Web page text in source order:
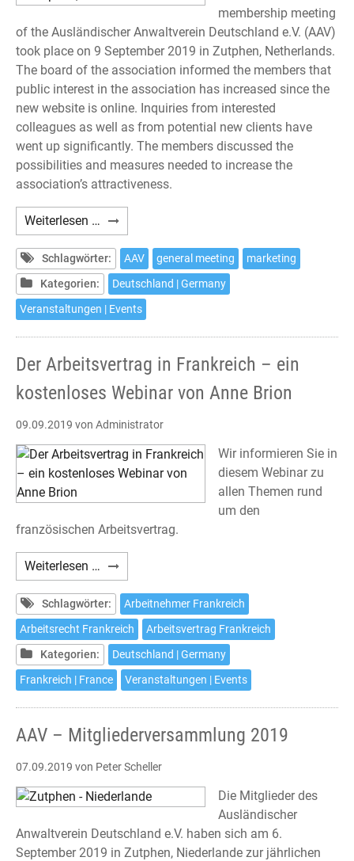
membership meeting
of the Ausländischer Anwaltverein Deutschland e.V. (AAV)
took place on 9 September 2019 in Zutphen, Netherlands.
The board of the association informed the members that
public interest in the association has increased since the
new website is online. Inquiries from interested
colleagues as well as from potential new clients have
went up significantly. The members discussed the
possibilities and measures needed to increase the
association’s attractiveness.
Weiterlesen … AAV
–
General
Meeting
2019
Schlagwörter: AAV general meeting
marketing
Kategorien:
Deutschland | Germany
Veranstaltungen | Events
Der Arbeitsvertrag in Frankreich – ein
kostenloses Webinar von Anne Brion
09.09.2019 von Administrator
Wir informieren Sie in
diesem Webinar zu
allen Themen rund
um den
französischen Arbeitsvertrag.
Weiterlesen … Der
Arbeitsvertrag
in
Frankreich
–
ein
kostenloses
Anne
Schlagwörter:
Arbeitnehmer Frankreich
Arbeitsrecht Frankreich
Arbeitsvertrag Frankreich
Kategorien:
Deutschland | Germany
Frankreich | France
Veranstaltungen | Events
AAV – Mitgliederversammlung 2019
07.09.2019 von Peter Scheller
Die Mitglieder des
Ausländischer
Anwaltverein Deutschland e.V. haben sich am 6.
September 2019 in Zutphen, Niederlande zur jährlichen